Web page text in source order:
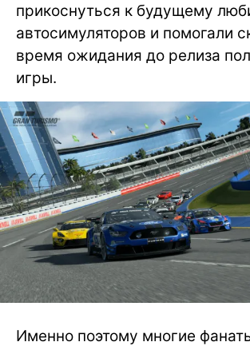
прикоснуться к будущему
автосимуляторов и помогали
время ожидания до релиза
игры.
Именно поэтому многие